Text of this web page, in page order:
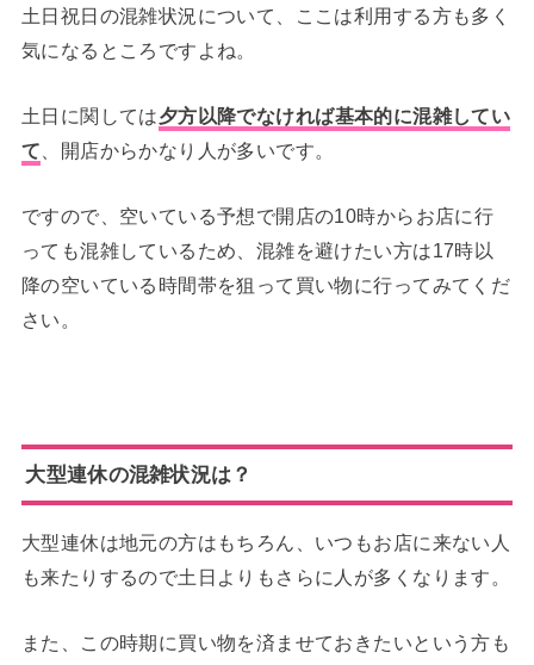
土日祝日の混雑状況について、ここは利用する方も多く
気になるところですよね。
土日に関しては夕方以降でなければ基本的に混雑してい
て 、開店からかなり人が多いです。
ですので、空いている予想で開店の10時からお店に行
っても混雑しているため、混雑を避けたい方は17時以
降の空いている時間帯を狙って買い物に行ってみてくだ
さい。
大型連休の混雑状況は？
大型連休は地元の方はもちろん、いつもお店に来ない人
も来たりするので土日よりもさらに人が多くなります。
また、この時期に買い物を済ませておきたいという方も